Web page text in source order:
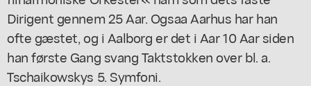
Dirigent gennem 25 Aar. Ogsaa Aarhus har han
ofte gæstet, og i Aalborg er det i Aar 10 Aar siden
han første Gang svang Taktstokken over bl. a.
Tschaikowskys 5. Symfoni.